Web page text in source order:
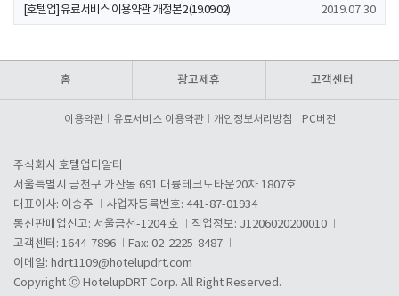
[호텔업] 유료서비스 이용약관 개정본2 (19.09.02) 2019.07.30
홈 광고제휴 고객센터
이용약관 유료서비스 이용약관 개인정보처리방침 PC버전
주식회사 호텔업디알티
서울특별시 금천구 가산동 691 대륭테크노타운20차 1807호
대표이사: 이송주
사업자등록번호: 441-87-01934
통신판매업신고: 서울금천-1204 호
직업정보: J1206020200010
고객센터: 1644-7896
Fax: 02-2225-8487
이메일: hdrt1109@hotelupdrt.com
Copyright ⓒ HotelupDRT Corp. All Right Reserved.